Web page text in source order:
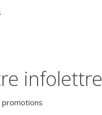
infolettre